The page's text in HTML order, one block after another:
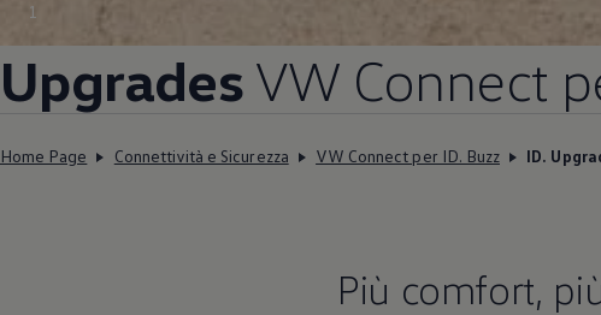
1
UpgradesVW Connect
Home Page Connettività e Sicurezza VW Connect per ID. Buzz ID.
Più comfort,